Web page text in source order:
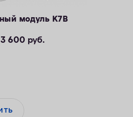
модуль K7B
3 600 руб.